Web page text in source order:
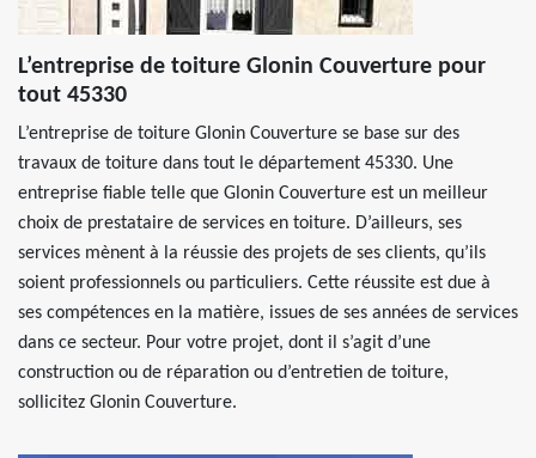
L’entreprise de toiture Glonin Couverture pour
tout 45330
L’entreprise de toiture Glonin Couverture se base sur des
travaux de toiture dans tout le département 45330. Une
entreprise fiable telle que Glonin Couverture est un meilleur
choix de prestataire de services en toiture. D’ailleurs, ses
services mènent à la réussie des projets de ses clients, qu’ils
soient professionnels ou particuliers. Cette réussite est due à
ses compétences en la matière, issues de ses années de services
dans ce secteur. Pour votre projet, dont il s’agit d’une
construction ou de réparation ou d’entretien de toiture,
sollicitez Glonin Couverture.